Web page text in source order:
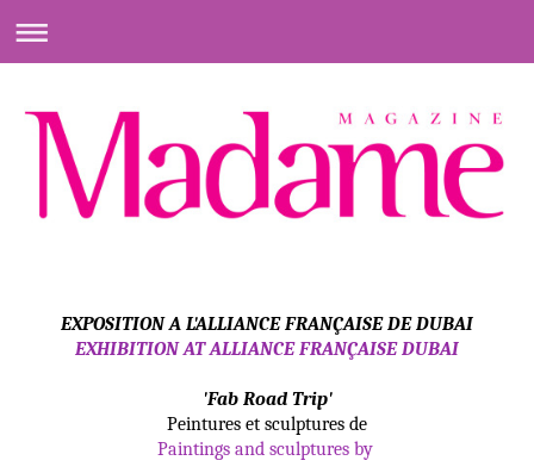
EXPOSITION A L'ALLIANCE FRANÇAISE DE DUBAI
EXHIBITION AT ALLIANCE FRANÇAISE DUBAI
'Fab Road Trip'
Peintures et sculptures de
Paintings and sculptures by